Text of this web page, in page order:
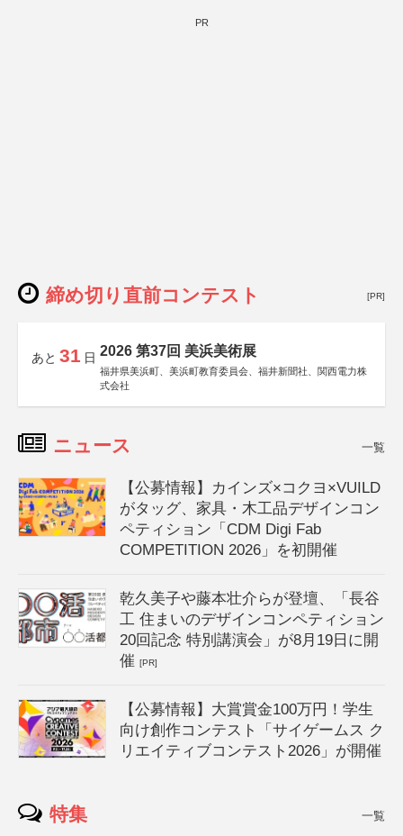
PR
締め切り直前コンテスト [PR]
あと 31 日 2026 第37回 美浜美術展
福井県美浜町、美浜町教育委員会、福井新聞社、関西電力株
式会社
ニュース 一覧
【公募情報】カインズ×コクヨ×VUILD
がタッグ、家具・木工品デザインコン
ペティション「CDM Digi Fab
COMPETITION 2026」を初開催
乾久美子や藤本壮介らが登壇、「長谷
工 住まいのデザインコンペティション
20回記念 特別講演会」が8月19日に開
催[PR]
【公募情報】大賞賞金100万円！学生
向け創作コンテスト「サイゲームス ク
リエイティブコンテスト2026」が開催
特集 一覧